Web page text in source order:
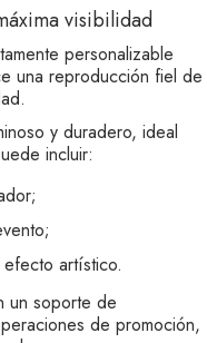
visibilidad
personalizable
una reproducción fiel de
y duradero, ideal
incluir:
artístico.
un soporte de
de promoción,